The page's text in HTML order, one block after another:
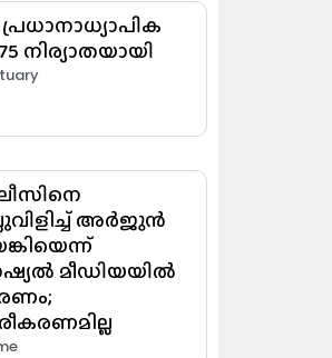
ലീല 75 നിര്യാതയായി
അർജുൻ
മീഡിയയിൽ